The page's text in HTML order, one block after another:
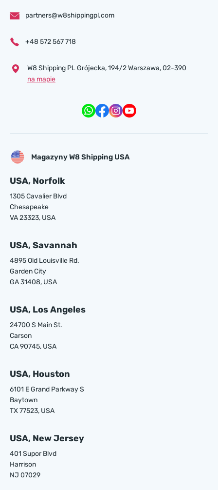
partners@w8shippingpl.com
+48 572 567 718
W8 Shipping PL Grójecka , 194/2 Warszawa, 02-390
na mapie
Magazyny W8 Shipping USA
USA, Norfolk
1305 Cavalier Blvd
Chesapeake
VA 23323, USA
USA, Savannah
4895 Old Louisville Rd.
Garden City
GA 31408, USA
USA, Los Angeles
24700 S Main St.
Carson
CA 90745, USA
USA, Houston
6101 E Grand Parkway S
Baytown
TX 77523, USA
USA, New Jersey
401 Supor Blvd
Harrison
NJ 07029